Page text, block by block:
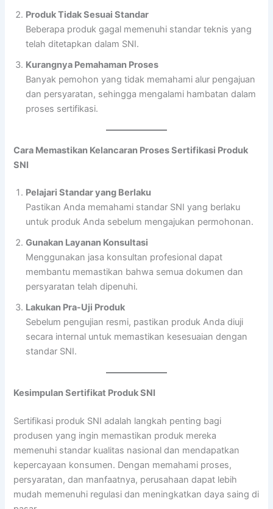
Produk Tidak Sesuai Standar
Beberapa produk gagal memenuhi standar teknis yang
telah ditetapkan dalam SNI.
Kurangnya Pemahaman Proses
Banyak pemohon yang tidak memahami alur pengajuan
dan persyaratan, sehingga mengalami hambatan dalam
proses sertifikasi.
Cara Memastikan Kelancaran Proses Sertifikasi Produk
SNI
Pelajari Standar yang Berlaku
Pastikan Anda memahami standar SNI yang berlaku
untuk produk Anda sebelum mengajukan permohonan.
Gunakan Layanan Konsultasi
Menggunakan jasa konsultan profesional dapat
membantu memastikan bahwa semua dokumen dan
persyaratan telah dipenuhi.
Lakukan Pra-Uji Produk
Sebelum pengujian resmi, pastikan produk Anda diuji
secara internal untuk memastikan kesesuaian dengan
standar SNI.
Kesimpulan Sertifikat Produk SNI
Sertifikasi produk SNI adalah langkah penting bagi
produsen yang ingin memastikan produk mereka
memenuhi standar kualitas nasional dan mendapatkan
kepercayaan konsumen. Dengan memahami proses,
persyaratan, dan manfaatnya, perusahaan dapat lebih
mudah memenuhi regulasi dan meningkatkan daya saing di